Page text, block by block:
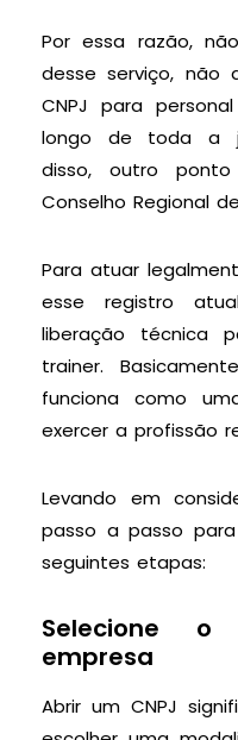
Por essa razão,
desse serviço, não
CNPJ para
longo de toda a
disso, outro
Conselho Regional
Para atuar
esse registro
liberação técnica
trainer.
funciona como
exercer a profissão
Levando em
passo a passo
seguintes etapas:
Selecione
empresa
Abrir um CNPJ